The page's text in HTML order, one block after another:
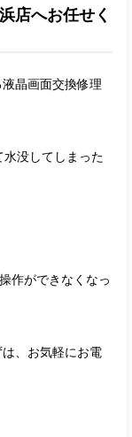
店へお任せく
晶画面交換修理
没してしまった
作ができなくなっ
、お気軽にお電